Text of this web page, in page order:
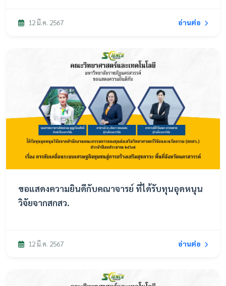
12 มี.ค. 2567 อ่านต่อ
ขอแสดงความยินดีกับคณาจารย์ ที่ได้รับทุนอุดหนุน
วิจัยจากสกสว.
12 มี.ค. 2567 อ่านต่อ